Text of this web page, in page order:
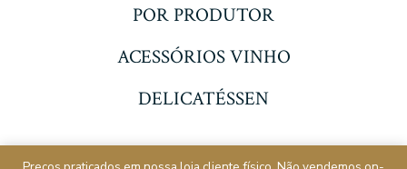
POR PRODUTOR
ACESSÓRIOS VINHO
DELICATÉSSEN